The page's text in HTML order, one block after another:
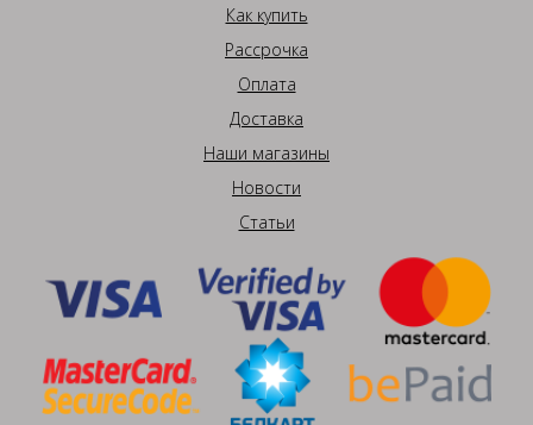
Как купить
Рассрочка
Оплата
Доставка
Наши магазины
Новости
Статьи